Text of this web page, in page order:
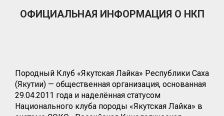
ОФИЦИАЛЬНАЯ ИНФОРМАЦИЯ О НКП
Породный Клуб «Якутская Лайка» Республики Саха
(Якутии) — общественная организация, основанная
29.04.2011 года и наделённая статусом
Национального клуба породы «Якутская Лайка» в